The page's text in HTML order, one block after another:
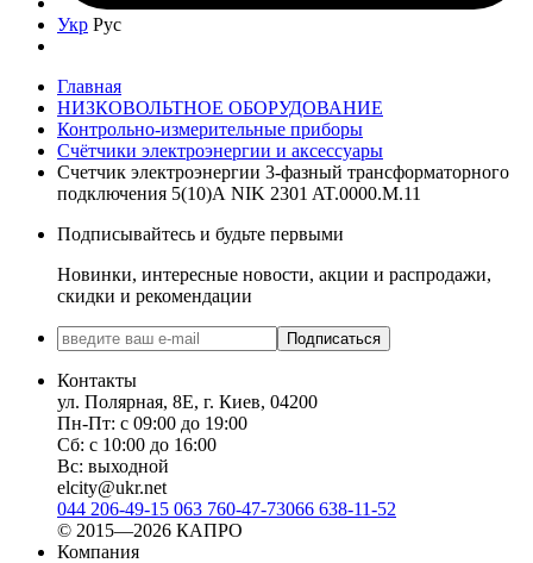
Укр Рус
Главная
НИЗКОВОЛЬТНОЕ ОБОРУДОВАНИЕ
Контрольно-измерительные приборы
Счётчики электроэнергии и аксессуары
Счетчик электроэнергии 3-фазный трансформаторного
подключения 5(10)А NIK 2301 AT.0000.М.11
Подписывайтесь и будьте первыми
Новинки, интересные новости, акции и распродажи,
скидки и рекомендации
Подписаться
Контакты
ул. Полярная, 8Е, г. Киев, 04200
Пн-Пт: с 09:00 до 19:00
Сб: с 10:00 до 16:00
Вс: выходной
elcity@ukr.net
044 206-49-15 063 760-47-73066 638-11-52
© 2015—2026 КАПРО
Компания